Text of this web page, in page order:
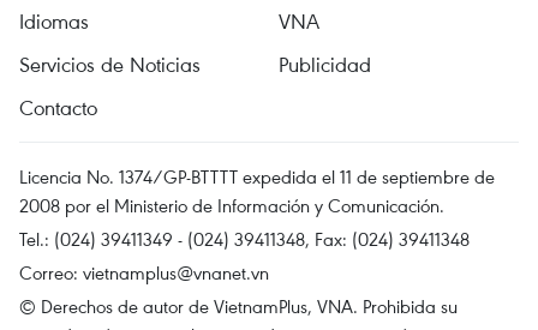
Idiomas
VNA
Servicios de Noticias
Publicidad
Contacto
Licencia No. 1374/GP-BTTTT expedida el 11 de septiembre de
2008 por el Ministerio de Información y Comunicación.
Tel.: (024) 39411349 - (024) 39411348, Fax: (024) 39411348
Correo: vietnamplus@vnanet.vn
© Derechos de autor de VietnamPlus, VNA. Prohibida su